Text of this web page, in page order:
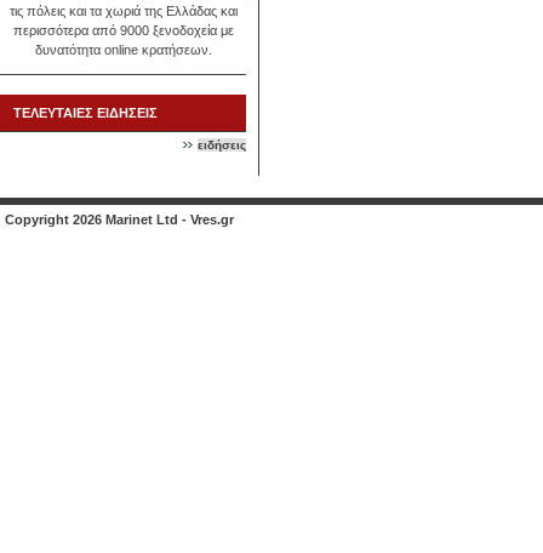
τις πόλεις και τα χωριά της Ελλάδας και
περισσότερα από 9000 ξενοδοχεία με
δυνατότητα online κρατήσεων.
ΤΕΛΕΥΤΑΙΕΣ ΕΙΔΗΣΕΙΣ
ειδήσεις
Copyright 2026 Marinet Ltd - Vres.gr